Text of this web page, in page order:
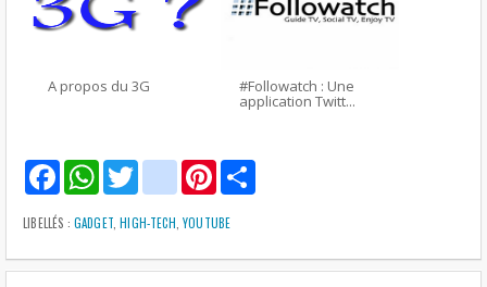
A propos du 3G #Followatch : Une
application Twitt...
F
a
c
e
o
o
W
h
a
t
A
p
T
t
e
r
g
m
a
l
P
i
n
t
r
e
LIBELLÉS : GADGET,HIGH-TECH,YOUTUBE